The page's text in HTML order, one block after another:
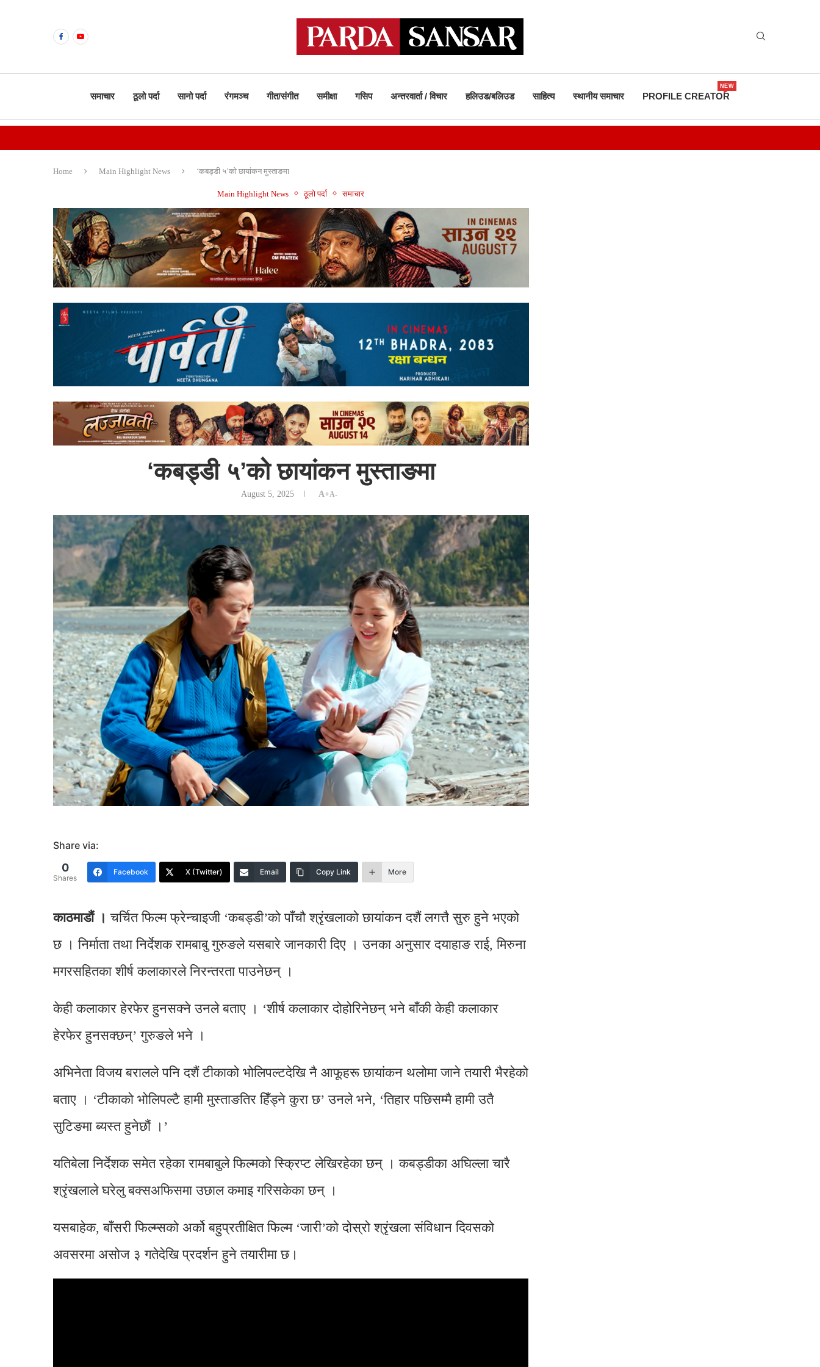
समाचार ठूलो पर्दा सानो पर्दा रंगमञ्च गीत/संगीत समीक्षा गसिप अन्तरवार्ता / विचार हलिउड/बलिउड साहित्य स्थानीय समाचार PROFILE CREATOR
NEW
Home Main Highlight News ‘कबड्डी ५’को छायांकन मुस्ताङमा
Main Highlight News ठूलो पर्दा समाचार
‘कबड्डी ५’को छायांकन मुस्ताङमा
August 5, 2025 A+A-
Share via:
0
Shares
Facebook X (Twitter) Email Copy Link More
काठमाडौं । चर्चित फिल्म फ्रेन्चाइजी ‘कबड्डी’को पाँचौ श्रृंखलाको छायांकन दशैं लगत्तै सुरु हुने भएको
छ । निर्माता तथा निर्देशक रामबाबु गुरुङले यसबारे जानकारी दिए । उनका अनुसार दयाहाङ राई, मिरुना
मगरसहितका शीर्ष कलाकारले निरन्तरता पाउनेछन् ।
केही कलाकार हेरफेर हुनसक्ने उनले बताए । ‘शीर्ष कलाकार दोहोरिनेछन् भने बाँकी केही कलाकार
हेरफेर हुनसक्छन्’ गुरुङले भने ।
अभिनेता विजय बरालले पनि दशैं टीकाको भोलिपल्टदेखि नै आफूहरू छायांकन थलोमा जाने तयारी भैरहेको
बताए । ‘टीकाको भोलिपल्टै हामी मुस्ताङतिर हिँड्ने कुरा छ’ उनले भने, ‘तिहार पछिसम्मै हामी उतै
सुटिङमा ब्यस्त हुनेछौं ।’
यतिबेला निर्देशक समेत रहेका रामबाबुले फिल्मको स्क्रिप्ट लेखिरहेका छन् । कबड्डीका अघिल्ला चारै
श्रृंखलाले घरेलु बक्सअफिसमा उछाल कमाइ गरिसकेका छन् ।
यसबाहेक, बाँसरी फिल्म्सको अर्को बहुप्रतीक्षित फिल्म ‘जारी’को दोस्रो श्रृंखला संविधान दिवसको
अवसरमा असोज ३ गतेदेखि प्रदर्शन हुने तयारीमा छ।